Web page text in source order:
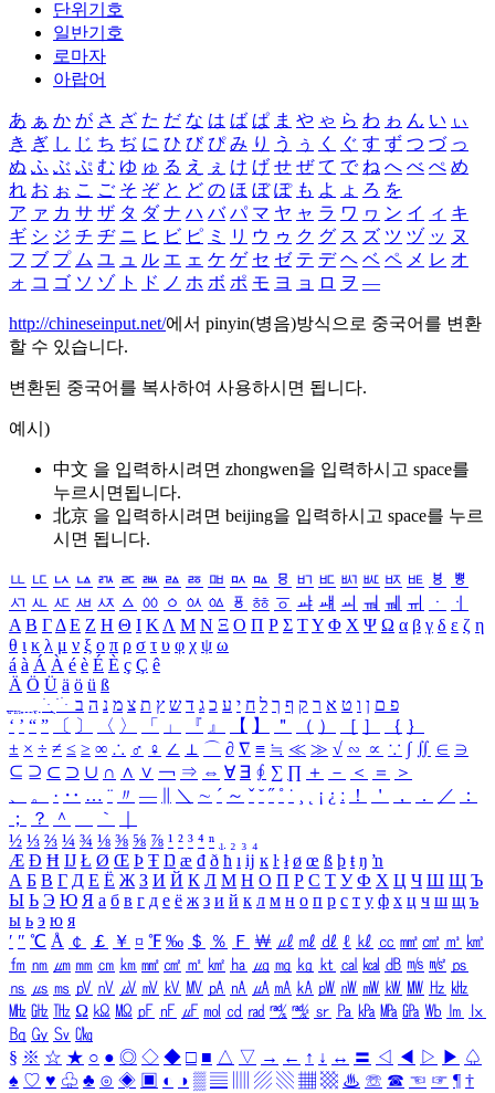
단위기호
일반기호
로마자
아랍어
あ ぁ か が さ ざ た だ な は ば ぱ ま や ゃ ら わ ゎ ん い ぃ
き ぎ し じ ち ぢ に ひ び ぴ み り う ぅ く ぐ す ず つ づ っ
ぬ ふ ぶ ぷ む ゆ ゅ る え ぇ け げ せ ぜ て で ね へ べ ぺ め
れ お ぉ こ ご そ ぞ と ど の ほ ぼ ぽ も よ ょ ろ を
ア ァ カ サ ザ タ ダ ナ ハ バ パ マ ヤ ャ ラ ワ ヮ ン イ ィ キ
ギ シ ジ チ ヂ ニ ヒ ビ ピ ミ リ ウ ゥ ク グ ス ズ ツ ヅ ッ ヌ
フ ブ プ ム ユ ュ ル エ ェ ケ ゲ セ ゼ テ デ ヘ ベ ペ メ レ オ
ォ コ ゴ ソ ゾ ト ド ノ ホ ボ ポ モ ヨ ョ ロ ヲ ―
http://chineseinput.net/에서 pinyin(병음)방식으로 중국어를 변환
할 수 있습니다.
변환된 중국어를 복사하여 사용하시면 됩니다.
예시)
中文 을 입력하시려면 zhongwen을 입력하시고 space를
누르시면됩니다.
北京 을 입력하시려면 beijing을 입력하시고 space를 누르
시면 됩니다.
ㅥ ㅦ ㅧ ㅨ ㅩ ㅪ ㅫ ㅬ ㅭ ㅮ ㅯ ㅰ ㅱ ㅲ ㅳ ㅴ ㅵ ㅶ ㅷ ㅸ
ㅹ
ㅺ ㅻ ㅼ ㅽ ㅾ ㅿ ㆀ ㆁ ㆂ ㆃ ㆄ ㆅ ㆆ ㆇ ㆈ ㆉ ㆊ ㆋ ㆌ ㆍ
ㆎ
Α Β ΓΔ Ε Ζ Η Θ Ι ΚΛ Μ Ν Ξ Ο Π Ρ Σ ΤΥ Φ Χ Ψ Ω α β γ δ ε ζ η
θ ι κ λ μ ν ξ ο π ρ σ τ υ φ χ ψ ω
á à Á À é è É È ç Ç ê
Ä Ö Ü ä ö ü ß
ִֶֹ ֻּ ׁׂ פ ם ן ו ט א ר ק ף ך ל ח י ע כ ג ד ש ץ ת צ מ נ ה ב
‘ ’ “ ” 〔 〕 〈 〉 「 」 『 』 【 】 ＂ （ ） ［ ］ ｛ ｝
± × ÷ ≠ ≤ ≥ ∞ ∴ ♂ ♀ ∠ ⊥ ⌒ ∂ ∇ ≡ ≒ ≪ ≫ √ ∽ ∝ ∵ ∫ ∬ ∈ ∋
⊆ ⊇ ⊂ ⊃ ∪ ∩ ∧ ∨ ￢ ⇒ ⇔ ∀ ∃ ∮ ∑ ∏ ＋ － ＜ ＝
＞
、
。 · ‥ … ¨ 〃 ― ＼ ∼ ´ ～ ˇ ˘ ˝ ˚ ˙ ¸ ¡ ¿ ː ！ ＇ ， ． ／
：
；
？ ＾ ｀
½ ⅓ ⅔ ¼ ¾ ⅛ ⅜ ⅝ ⅞ ¹ ² ³ ⁴ ⁿ ₁ ₂ ₃ ₄
Æ Ð Ħ Ĳ Ł Ø Œ Þ Ŧ Ŋ æ đ ð ħ ı ĳ ĸ ŀ ł ø œ ß þ ŧ ŋ ŉ
А Б В Г Д Е Ё Ж З И Й К Л М Н О П Р С Т У Ф Х Ц Ч Ш Щ Ъ
Ы Ь Э Ю Я а б в г д е ё ж з и й к л м н о п р с т у ф х ц ч ш щ ъ
ы ь э ю я
′ ″ ℃ Å ￠ ￡ ￥ ¤ ℉ ‰ ＄ ％ Ｆ ￦ ㎕ ㎖ ㎗ ℓ ㎘ ㏄ ㎣ ㎤ ㎥ ㎦
㎙ ㎚ ㎛ ㎜ ㎝ ㎞ ㎟ ㎠ ㎡ ㎢ ㏊ ㎍ ㎎ ㎏ ㏏ ㎈ ㎉ ㏈ ㎧ ㎨ ㎰
㎱ ㎲ ㎳ ㎴ ㎵ ㎶ ㎷ ㎸ ㎹ ㎀ ㎁ ㎂ ㎃ ㎄ ㎺ ㎻ ㎽ ㎾ ㎿ ㎐ ㎑
㎒ ㎓ ㎔ Ω ㏀ ㏁ ㎊ ㎋ ㎌ ㏖ ㏅ ㎭ ㎮ ㎯ ㏛ ㎩ ㎪ ㎫ ㎬ ㏝ ㏐
㏓
㏃ ㏉ ㏜ ㏆
§ ※ ☆ ★ ○ ● ◎ ◇ ◆ □ ■ △ ▽ → ← ↑ ↓ ↔ 〓 ◁ ◀ ▷ ▶ ♤
♠ ♡ ♥ ♧ ♣ ⊙ ◈ ▣ ◐ ◑ ▒ ▤ ▨ ▧ ▦ ▩ ♨ ☏ ☎ ☜ ☞ ¶ †